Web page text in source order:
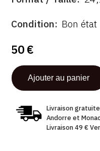
ÉTAT
Condition Bon état
50 €
Livraison
Andorre et
Livraison 49 €